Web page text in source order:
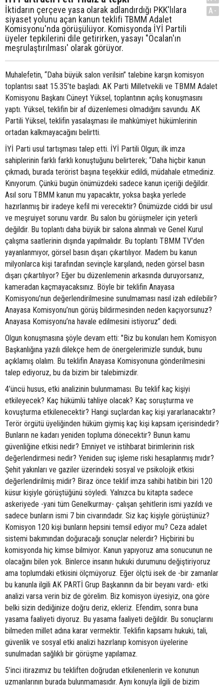
İktidarın çerçeve yasa olarak adlandırdığı PKK'lılara
siyaset yolunu açan kanun teklifi TBMM Adalet
Komisyonu'nda görüşülüyor. Komisyonda İYİ Partili
üyeler tepkilerini dile getirirken, yasayı "Öcalan'ın
meşrulaştırılması' olarak görüyor.
A-
Muhalefetin, “Daha büyük salon verilsin” talebine karşın komisyon
toplantısı saat 15.35’te başladı. AK Parti Milletvekili ve TBMM Adalet
Komisyonu Başkanı Cüneyt Yüksel, toplantının açılış konuşmasını
yaptı. Yüksel, teklifin bir af düzenlemesi olmadığını savundu. AK
Partili Yüksel, teklifin yasalaşması ile mahkûmiyet hükümlerinin
ortadan kalkmayacağını belirtti.
İYİ Parti usul tartışması talep etti. İYİ Partili Olgun; ilk imza
sahiplerinin farklı farklı konuştuğunu belirterek; “Daha hiçbir kanun
çıkmadı, burada terörist başına teşekkür edildi, müdahale etmediniz.
Kınıyorum. Çünkü bugün önümüzdeki sadece kanun içeriği değildir.
Asıl soru TBMM kanun mu yapacaktır, yoksa başka yerlede
hazırlanmış bir iradeye kefil mi verecektir? Önümüzde ciddi bir usul
ve meşruiyet sorunu vardır. Bu salon bu görüşmeler için yeterli
değildir. Bu toplantı daha büyük bir salona alınmalı ve Genel Kurul
çalışma saatlerinin dışında yapılmalıdır. Bu toplantı TBMM TV’den
yayanlanmıyor, görsel basın dışarı çıkartılıyor. Madem bu kanun
milyonlarca kişi tarafından sevinçle karşılandı, neden görsel basın
dışarı çıkartılıyor? Eğer bu düzenlemenin arkasında duruyorsanız,
kameradan kaçmayacaksınız. Böyle bir teklifin Anayasa
Komisyonu’nun değerlendirilmesine sunulmaması nasıl izah edilebilir?
Anayasa Komisyonu’nun görüş bildirmesinden neden kaçıyorsunuz?
Anayasa Komisyonu’na havale edilmesini istiyoruz” dedi.
Olgun konuşmasına şöyle devam etti: "Biz bu konuları hem Komisyon
Başkanlığına yazılı dilekçe hem de önergelerimizle sunduk, bunu
açıklamış olalım. Bu teklifin Anayasa Komisyonuna gönderilmesini
talep ediyoruz, bu da bizim bir talebimizdir.
4’üncü husus, etki analizinin bulunmaması. Bu teklif kaç kişiyi
etkileyecek? Kaç hükümlü tahliye olacak? Kaç soruşturma ve
kovuşturma etkilenecektir? Hangi suçlardan kaç kişi yararlanacaktır?
Terör örgütü üyeliğinden hüküm giymiş kaç kişi kapsam içerisindedir?
Bunların ne kadarı yeniden topluma dönecektir? Bunun kamu
güvenliğine etkisi nedir? Emniyet ve istihbarat birimlerinin risk
değerlendirmesi nedir? Yeniden suç işleme riski hesaplanmış mıdır?
Şehit yakınları ve gaziler üzerindeki sosyal ve psikolojik etkisi
değerlendirilmiş midir? Biraz önce teklif imza sahibi hatibin biri 120
küsur kişiyle görüştüğünü söyledi. Yalnızca bu kitapta sadece
askeriyede -yani tüm Genelkurmay- çalışan şehitlerin ismi yazıldı ve
sadece bunların ismi 7 bin civarındadır. Siz kaç kişiyle görüştünüz?
Komisyon 120 kişi bunların hepsini temsil ediyor mu? Ceza adalet
sistemi bakımından doğuracağı sonuçlar nelerdir? Hiçbirini bu
komisyonda hiç kimse bilmiyor. Kanun yapıyoruz ama sonucunun ne
olacağını bilen yok. Binlerce insanın hukuki durumunu değiştiriyoruz
ama toplumdaki etkisini ölçmüyoruz. Eğer ölçtü isek de -bir zamanlar
bu kanunla ilgili AK PARTİ Grup Başkanının da bir beyanı vardı- etki
analizi varsa verin biz de görelim. Biz komisyon üyesiyiz, ona göre
belki sizin dediğinize doğru deriz, ekleriz. Efendim, sonra buna
yasama faaliyeti diyoruz. Bu yasama faaliyeti değildir. Bu sonuçlarını
bilmeden millet adına karar vermektir. Teklifin kapsamı hukuki, tali,
güvenlik ve sosyal etki analizi hazırlanıp komisyon üyelerine
sunulmadan sağlıklı bir görüşme yapılamaz.
5’inci itirazımız bu tekliften doğrudan etkilenenlerin ve konunun
uzmanlarının burada bulunmamasıdır. Aynı konuyla ilgili de bizim